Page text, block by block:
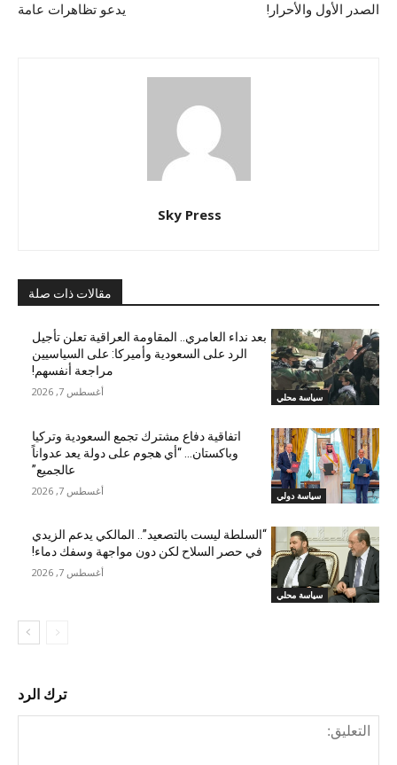
يدعو تظاهرات عامة
الصدر الأول والأحرار!
Sky Press
مقالات ذات صلة
سياسة محلي
بعد نداء العامري.. المقاومة العراقية تعلن تأجيل
الرد على السعودية وأميركا: على السياسيين
مراجعة أنفسهم!
أغسطس 7, 2026
سياسة دولي
اتفاقية دفاع مشترك تجمع السعودية وتركيا
وباكستان… “أي هجوم على دولة يعد عدواناً
عالجميع”
أغسطس 7, 2026
سياسة محلي
“السلطة ليست بالتصعيد”.. المالكي يدعم الزيدي
في حصر السلاح لكن دون مواجهة وسفك دماء!
أغسطس 7, 2026
ترك الرد